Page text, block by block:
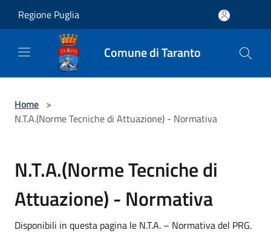
Regione Puglia
Comune di Taranto
Home >
N.T.A.(Norme Tecniche di Attuazione) - Normativa
N.T.A.(Norme Tecniche di
Attuazione) - Normativa
Disponibili in questa pagina le N.T.A. – Normativa del PRG.